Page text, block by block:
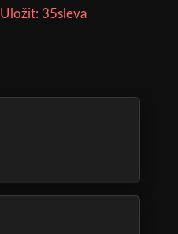
Uložit: 35sleva